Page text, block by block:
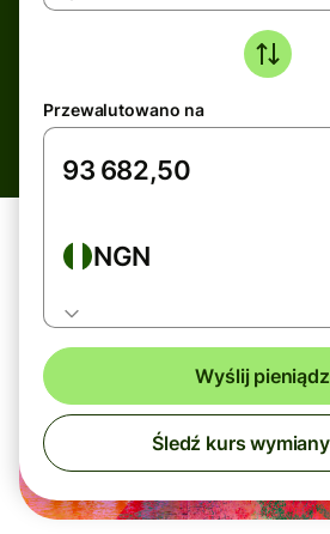
Przewalutowano na
NGN
Wyślij
Śledź kurs